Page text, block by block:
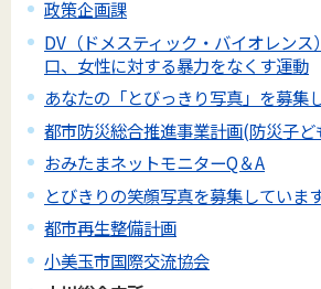
政策企画課
DV（ドメスティック・バイオレン
口、女性に対する暴力をなくす運動
あなたの「とびっきり写真」を募集
都市防災総合推進事業計画(防災子
おみたまネットモニターQ＆A
とびきりの笑顔写真を募集していま
都市再生整備計画
小美玉市国際交流協会